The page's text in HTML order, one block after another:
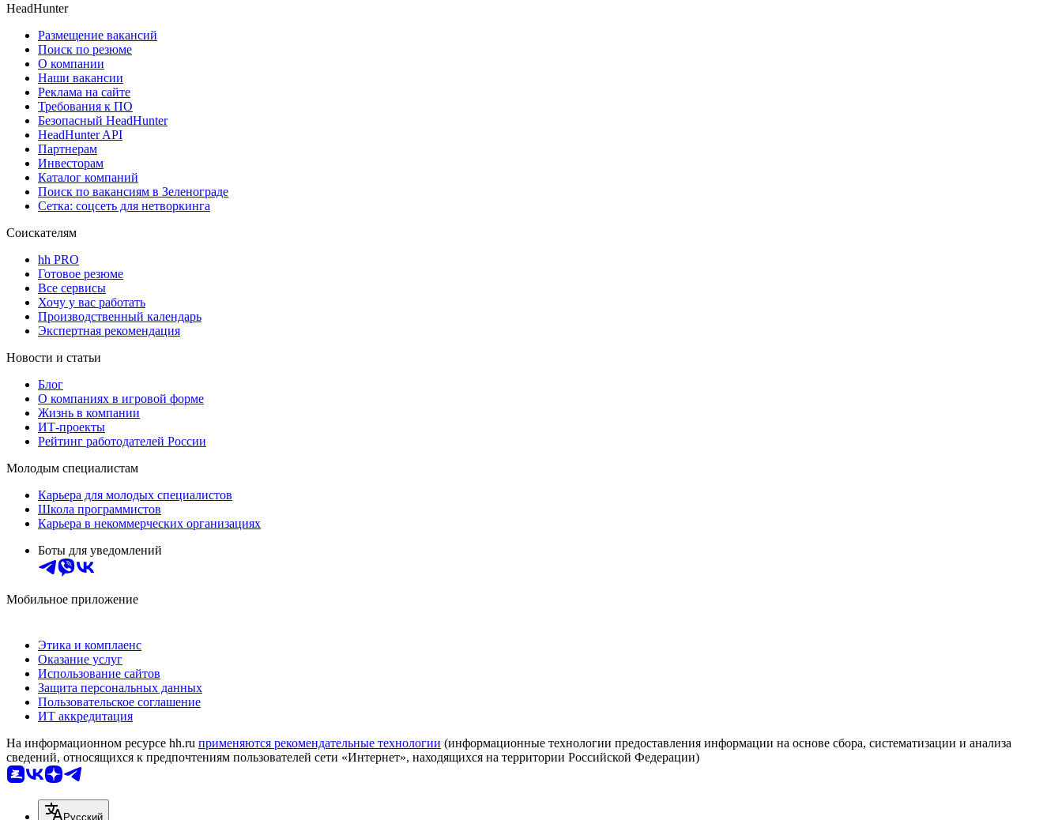
HeadHunter
Размещение вакансий
Поиск по резюме
О компании
Наши вакансии
Реклама на сайте
Требования к ПО
Безопасный HeadHunter
HeadHunter API
Партнерам
Инвесторам
Каталог компаний
Поиск по вакансиям в Зеленограде
Сетка: соцсеть для нетворкинга
Соискателям
hh PRO
Готовое резюме
Все сервисы
Хочу у вас работать
Производственный календарь
Экспертная рекомендация
Новости и статьи
Блог
О компаниях в игровой форме
Жизнь в компании
ИТ-проекты
Рейтинг работодателей России
Молодым специалистам
Карьера для молодых специалистов
Школа программистов
Карьера в некоммерческих организациях
Боты для уведомлений
Мобильное приложение
Этика и комплаенс
Оказание услуг
Использование сайтов
Защита персональных данных
Пользовательское соглашение
ИТ аккредитация
На информационном ресурсе hh.ru применяются рекомендательные технологии (информационные технологии предоставления информации на основе сбора, систематизации и анализа
сведений, относящихся к предпочтениям пользователей сети «Интернет», находящихся на территории Российской Федерации)
Русский